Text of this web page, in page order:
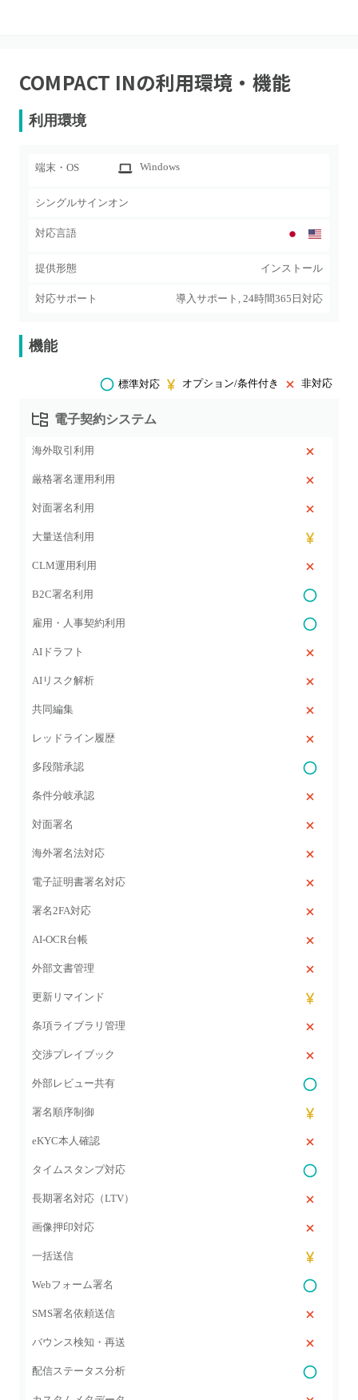
COMPACT INの利用環境・機能
利用環境
端末・OS Windows
シングルサインオン
対応言語
提供形態 インストール
対応サポート 導入サポート, 24時間365日対応
機能
標準対応 オプション/条件付き 非対応
電子契約システム
海外取引利用
厳格署名運用利用
対面署名利用
大量送信利用
CLM運用利用
B2C署名利用
雇用・人事契約利用
AIドラフト
AIリスク解析
共同編集
レッドライン履歴
多段階承認
条件分岐承認
対面署名
海外署名法対応
電子証明書署名対応
署名2FA対応
AI‑OCR台帳
外部文書管理
更新リマインド
条項ライブラリ管理
交渉プレイブック
外部レビュー共有
署名順序制御
eKYC本人確認
タイムスタンプ対応
長期署名対応（LTV）
画像押印対応
一括送信
Webフォーム署名
SMS署名依頼送信
バウンス検知・再送
配信ステータス分析